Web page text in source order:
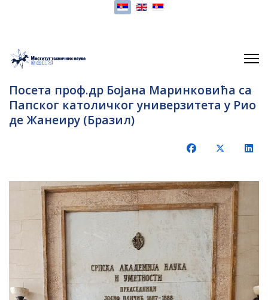
Изаберите ваш језик
Посета проф.др Бојана Маринковића са
Папског католичког универзитета у Рио
де Жанеиру (Бразил)